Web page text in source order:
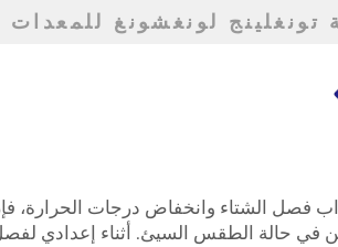
تونغلينج لونغشونغ للمعدات
فصل الشتاء وانخفاض درجات الحرارة،
في حالة الطقس السيئ. أثناء إعدادي